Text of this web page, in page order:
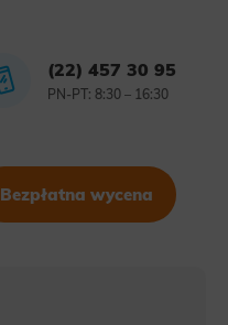
(22) 457 30 95
PN-PT: 8:30 – 16:30
Bezpłatna wycena